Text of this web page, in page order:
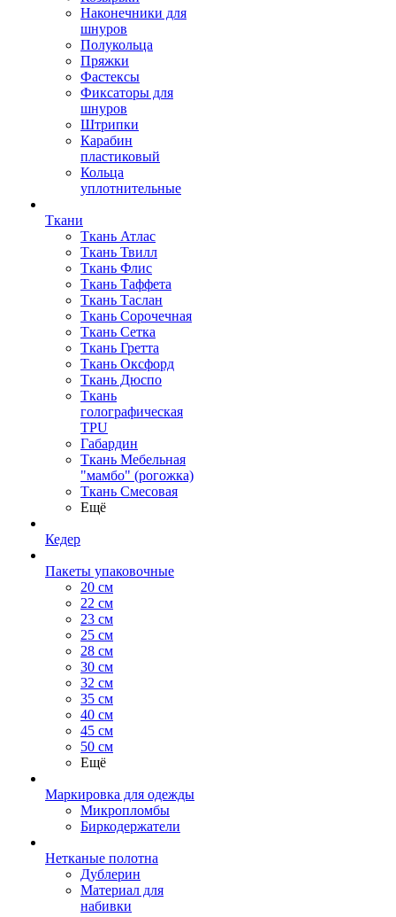
Наконечники для
шнуров
Полукольца
Пряжки
Фастексы
Фиксаторы для
шнуров
Штрипки
Карабин
пластиковый
Кольца
уплотнительные
Ткани
Ткань Атлас
Ткань Твилл
Ткань Флис
Ткань Таффета
Ткань Таслан
Ткань Сорочечная
Ткань Сетка
Ткань Гретта
Ткань Оксфорд
Ткань Дюспо
Ткань
голографическая
TPU
Габардин
Ткань Мебельная
"мамбо" (рогожка)
Ткань Смесовая
Ещё
Кедер
Пакеты упаковочные
20 см
22 см
23 см
25 см
28 см
30 см
32 см
35 см
40 см
45 см
50 см
Ещё
Маркировка для одежды
Микропломбы
Биркодержатели
Нетканые полотна
Дублерин
Материал для
набивки